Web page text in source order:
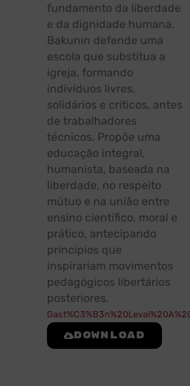
fundamento da liberdade
e da dignidade humana.
Bakunin defende uma
escola que substitua a
igreja, formando
indivíduos livres,
solidários e críticos, antes
de trabalhadores
técnicos. Propõe uma
educação integral,
humanista, baseada na
liberdade, no respeito
mútuo e na união entre
ensino científico, moral e
prático, antecipando
princípios que
inspirariam movimentos
pedagógicos libertários
posteriores.
Download